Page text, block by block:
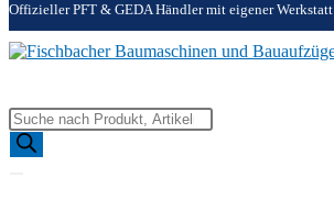
Offizieller PFT & GEDA Händler mit eigener Werkstatt
Products
search